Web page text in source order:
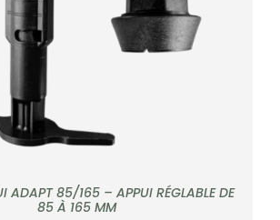
ADAPT 85/165 – APPUI RÉGLABLE DE
85 À 165 MM